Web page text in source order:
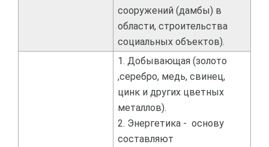
сооружений (дамбы) в
области, строительства
социальных объектов).
1. Добывающая (золото
,серебро, медь, свинец,
цинк и других цветных
металлов).
2. Энергетика - основу
составляют